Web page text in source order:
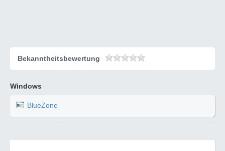
Bekanntheitsbewertung
Windows
BlueZone